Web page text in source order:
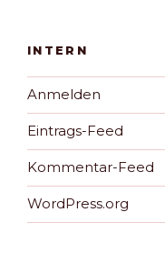
INTERN
Anmelden
Eintrags-Feed
Kommentar-Feed
WordPress.org